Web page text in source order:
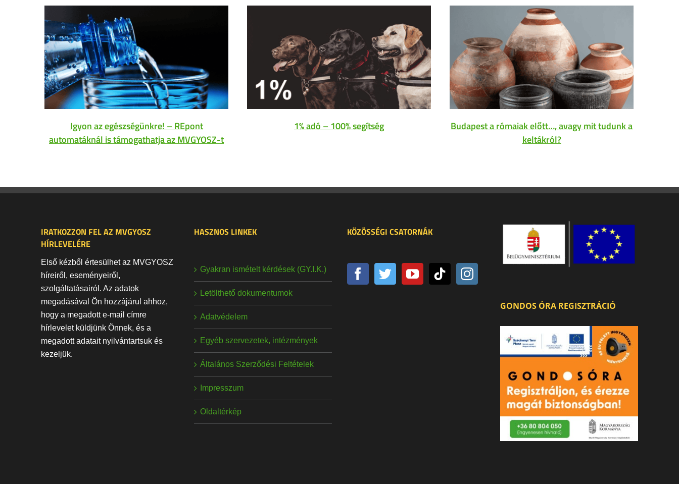
Igyon az egészségünkre! – REpont
automatáknál is támogathatja az MVGYOSZ-t
1% adó – 100% segítség
Budapest a rómaiak előtt…, avagy mit tudunk a
keltákról?
IRATKOZZON FEL AZ MVGYOSZ
HÍRLEVELÉRE
Első kézből értesülhet az MVGYOSZ
híreiről, eseményeiről,
szolgáltatásairól. Az adatok
megadásával Ön hozzájárul ahhoz,
hogy a megadott e-mail címre
hírlevelet küldjünk Önnek, és a
megadott adatait nyilvántartsuk és
kezeljük.
HASZNOS LINKEK
Gyakran ismételt kérdések (GY.I.K.)
Letölthető dokumentumok
Adatvédelem
Egyéb szervezetek, intézmények
Általános Szerződési Feltételek
Impresszum
Oldaltérkép
KÖZÖSSÉGI CSATORNÁK
GONDOS ÓRA REGISZTRÁCIÓ